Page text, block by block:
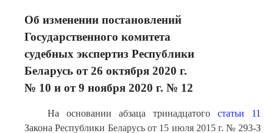
Об изменении постановлений
Государственного комитета
судебных экспертиз Республики
Беларусь от 26 октября 2020 г.
№ 10 и от 9 ноября 2020 г. № 12
На основании абзаца тринадцатого статьи 11
Закона Республики Беларусь от 15 июля 2015 г. № 293-З